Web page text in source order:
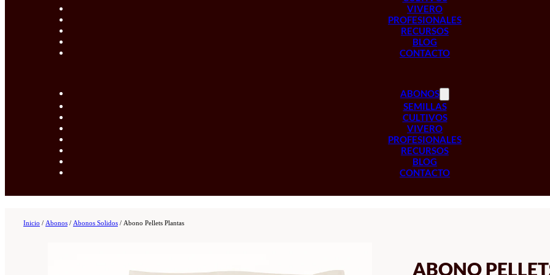
VIVERO
PROFESIONALES
RECURSOS
BLOG
CONTACTO
ABONOS
SEMILLAS
CULTIVOS
VIVERO
PROFESIONALES
RECURSOS
BLOG
CONTACTO
Inicio / Abonos / Abonos Solidos / Abono Pellets Plantas
ABONO